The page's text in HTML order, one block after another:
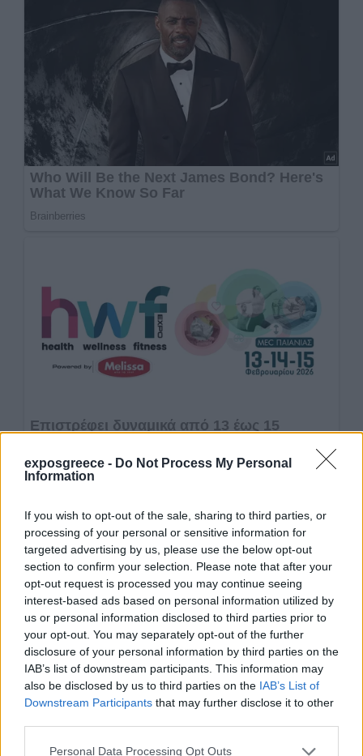
exposgreece - Do Not Process My Personal
Information
If you wish to opt-out of the sale, sharing to third parties, or
processing of your personal or sensitive information for
targeted advertising by us, please use the below opt-out
section to confirm your selection. Please note that after your
opt-out request is processed you may continue seeing
interest-based ads based on personal information utilized by
us or personal information disclosed to third parties prior to
your opt-out. You may separately opt-out of the further
disclosure of your personal information by third parties on the
IAB’s list of downstream participants. This information may
also be disclosed by us to third parties on the IAB’s List of
Downstream Participants that may further disclose it to other
Personal Data Processing Opt Outs